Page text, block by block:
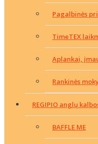
Pagalbinės
TimeTEX
Aplankai,
Rankinės
REGIPIO anglų
BAFFLE ME